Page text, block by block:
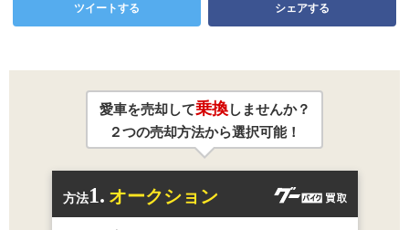
ツイートする シェアする
愛車を売却して乗換しませんか？
２つの売却方法から選択可能！
方法1. オークション